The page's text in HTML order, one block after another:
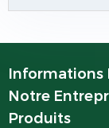
Informations
Notre
Produits